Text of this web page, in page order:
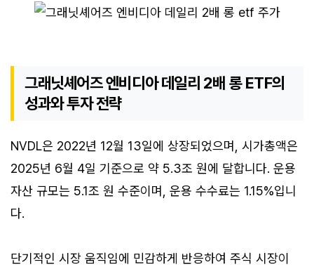
그래닛셰어즈 엔비디아 데일리 2배 롱 ETF의
성과와 투자 전략
NVDL은 2022년 12월 13일에 상장되었으며, 시가총액은
2025년 6월 4일 기준으로 약 5.3조 원에 달합니다. 운용
자산 규모는 5.1조 원 수준이며, 운용 수수료는 1.15%입니
다.
단기적인 시장 움직임에 민감하게 반응하여 주식 시장이